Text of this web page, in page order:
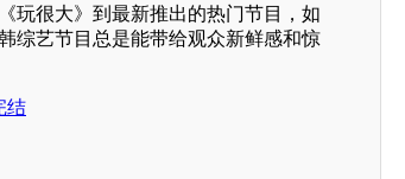
玩很大》到最新推出的热门节目，如
综艺节目总是能带给观众新鲜感和惊
结